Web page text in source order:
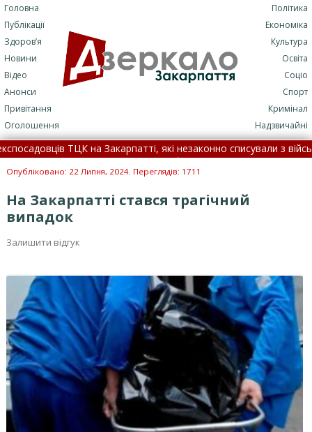
Головна
Публікації
Здоров’я
Новини
Відео
Анонси
Привітання
Оголошення
Політика
Економіка
Культура
Освіта
Соціо
Спорт
Кримінал
Надзвичайні
ТЦК на Закарпатті, які незаконно списували з
смертельна ДТП: подробиці трагедії (+ФОТО)• 7
Опубліковано: 22 Липня, 2024. Переглядів: 1711
На Закарпатті стався трагічний
випадок
Залишити відгук